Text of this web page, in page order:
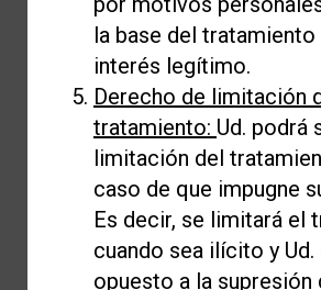
la base del tratamiento
interés legítimo.
Derecho de limitación
tratamiento: Ud. podrá
limitación del
caso de que impugne
Es decir, se limitará el
cuando sea ilícito y Ud.
opuesto a la supresión